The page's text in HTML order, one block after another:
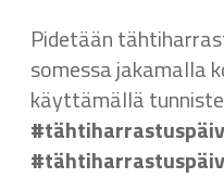
Pidetään
somessa jakamalla
käyttämällä